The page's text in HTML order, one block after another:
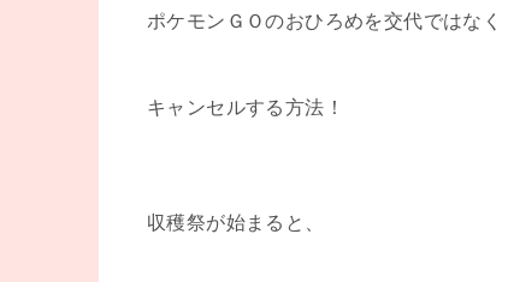
ポケモンＧＯのおひろめを交代ではなく
キャンセルする方法！
収穫祭が始まると、